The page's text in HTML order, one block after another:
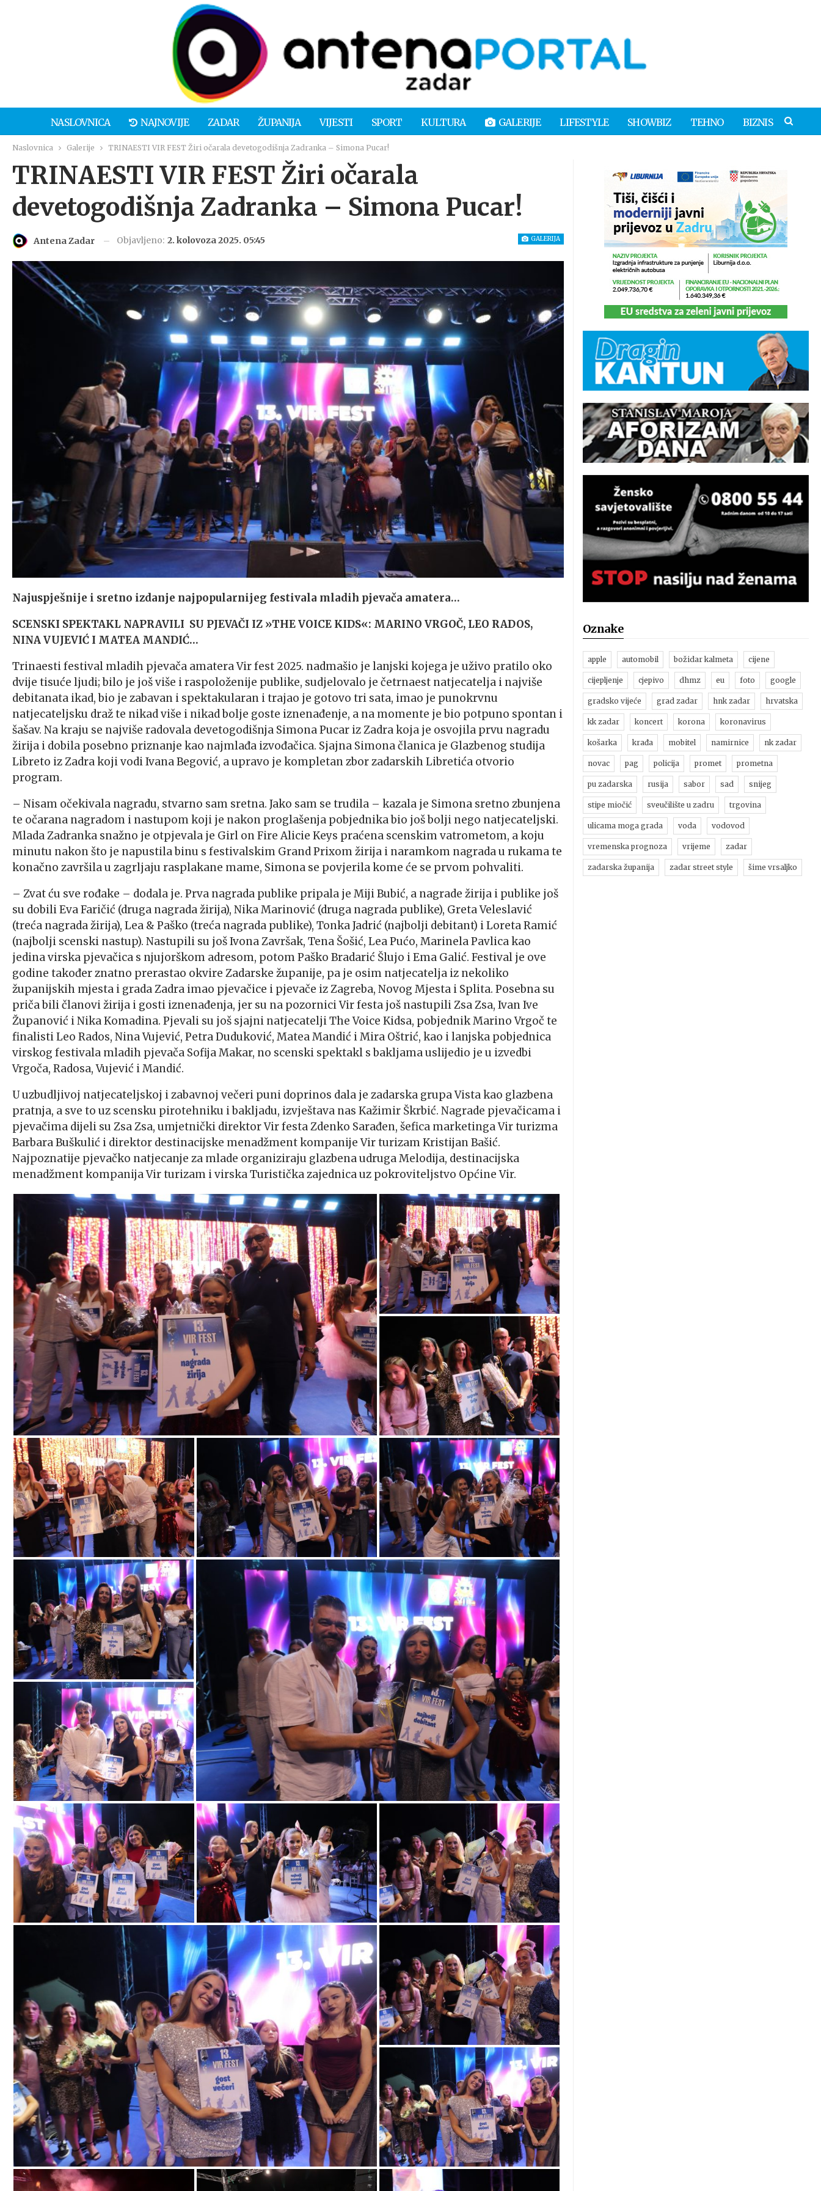
NASLOVNICA NAJNOVIJE ZADAR ŽUPANIJA VIJESTI SPORT KULTURA GALERIJE LIFESTYLE SHOWBIZ TEHNO BIZNIS
Naslovnica Galerije TRINAESTI VIR FEST Žiri očarala devetogodišnja Zadranka – Simona Pucar!
TRINAESTI VIR FEST Žiri očarala
devetogodišnja Zadranka – Simona Pucar!
GALERIJA
Antena Zadar Objavljeno: 2. kolovoza 2025. 05:45
Najuspješnije i sretno izdanje najpopularnijeg festivala mladih pjevača amatera…
SCENSKI SPEKTAKL NAPRAVILI SU PJEVAČI IZ »THE VOICE KIDS«: MARINO VRGOČ, LEO RADOS,
NINA VUJEVIĆ I MATEA MANDIĆ…
Trinaesti festival mladih pjevača amatera Vir fest 2025. nadmašio je lanjski kojega je uživo pratilo oko
dvije tisuće ljudi; bilo je još više i raspoloženije publike, sudjelovalo je četrnaest natjecatelja i najviše
debitanata ikad, bio je zabavan i spektakularan i trajao je gotovo tri sata, imao je punokrvnu
natjecateljsku draž te nikad više i nikad bolje goste iznenađenje, a na momente je bio potpuno spontan i
šašav. Na kraju se najviše radovala devetogodišnja Simona Pucar iz Zadra koja je osvojila prvu nagradu
žirija i dobila posebno priznanje kao najmlađa izvođačica. Sjajna Simona članica je Glazbenog studija
Libreto iz Zadra koji vodi Ivana Begović, a upravo je kompletan zbor zadarskih Libretića otvorio
program.
– Nisam očekivala nagradu, stvarno sam sretna. Jako sam se trudila – kazala je Simona sretno zbunjena
te očarana nagradom i nastupom koji je nakon proglašenja pobjednika bio još bolji nego natjecateljski.
Mlada Zadranka snažno je otpjevala je Girl on Fire Alicie Keys praćena scenskim vatrometom, a koju
minutu nakon što je napustila binu s festivalskim Grand Prixom žirija i naramkom nagrada u rukama te
konačno završila u zagrljaju rasplakane mame, Simona se povjerila kome će se prvom pohvaliti.
– Zvat ću sve rođake – dodala je. Prva nagrada publike pripala je Miji Bubić, a nagrade žirija i publike još
su dobili Eva Faričić (druga nagrada žirija), Nika Marinović (druga nagrada publike), Greta Veleslavić
(treća nagrada žirija), Lea & Paško (treća nagrada publike), Tonka Jadrić (najbolji debitant) i Loreta Ramić
(najbolji scenski nastup). Nastupili su još Ivona Završak, Tena Šošić, Lea Pućo, Marinela Pavlica kao
jedina virska pjevačica s njujorškom adresom, potom Paško Bradarić Šlujo i Ema Galić. Festival je ove
godine također znatno prerastao okvire Zadarske županije, pa je osim natjecatelja iz nekoliko
županijskih mjesta i grada Zadra imao pjevačice i pjevače iz Zagreba, Novog Mjesta i Splita. Posebna su
priča bili članovi žirija i gosti iznenađenja, jer su na pozornici Vir festa još nastupili Zsa Zsa, Ivan Ive
Županović i Nika Komadina. Pjevali su još sjajni natjecatelji The Voice Kidsa, pobjednik Marino Vrgoč te
finalisti Leo Rados, Nina Vujević, Petra Duduković, Matea Mandić i Mira Oštrić, kao i lanjska pobjednica
virskog festivala mladih pjevača Sofija Makar, no scenski spektakl s bakljama uslijedio je u izvedbi
Vrgoča, Radosa, Vujević i Mandić.
U uzbudljivoj natjecateljskoj i zabavnoj večeri puni doprinos dala je zadarska grupa Vista kao glazbena
pratnja, a sve to uz scensku pirotehniku i bakljadu, izvještava nas Kažimir Škrbić. Nagrade pjevačicama i
pjevačima dijeli su Zsa Zsa, umjetnički direktor Vir festa Zdenko Sarađen, šefica marketinga Vir turizma
Barbara Buškulić i direktor destinacijske menadžment kompanije Vir turizam Kristijan Bašić.
Najpoznatije pjevačko natjecanje za mlade organiziraju glazbena udruga Melodija, destinacijska
menadžment kompanija Vir turizam i virska Turistička zajednica uz pokroviteljstvo Općine Vir.
Oznake
apple automobil božidar kalmeta cijene
cijepljenje cjepivo dhmz eu foto google
gradsko vijeće grad zadar hnk zadar hrvatska
kk zadar koncert korona koronavirus
košarka krađa mobitel namirnice nk zadar
novac pag policija promet prometna
pu zadarska rusija sabor sad snijeg
stipe miočić sveučilište u zadru trgovina
ulicama moga grada voda vodovod
vremenska prognoza vrijeme zadar
zadarska županija zadar street style šime vrsaljko